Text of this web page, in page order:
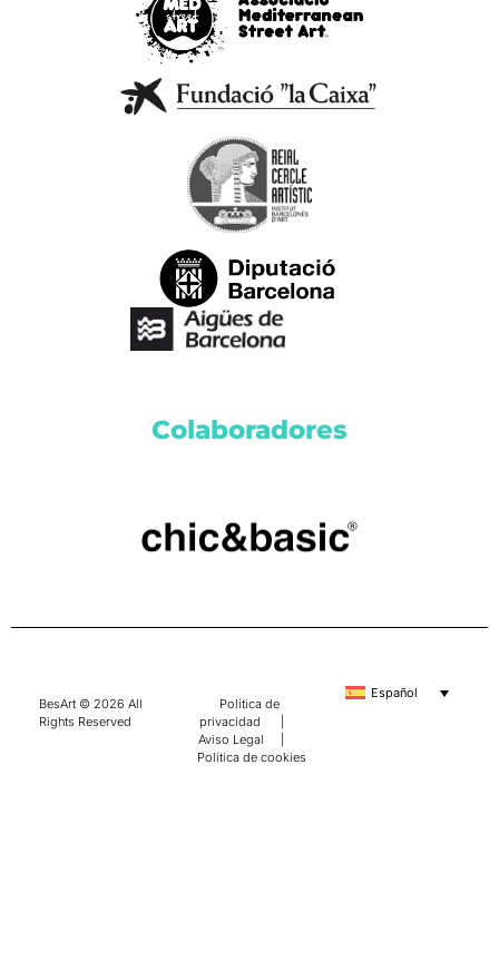
Colaboradores
BesArt © 2026 All
Rights Reserved
Política de
privacidad
Aviso Legal
Política de cookies
Español